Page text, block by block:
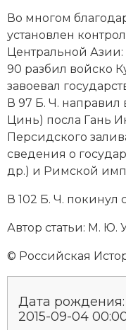
Итория
Латинская
Новая история
Новейшая
Нумизматика
Образование
Революции и
Религия и церковь
Во многом
установлен
Центральной Азии:
90 разбил войско
завоевал
В 97 Б. Ч. направил
Цинь) посла Гань
Персид­ского
сведения о
др.) и Римской
В 102 Б. Ч. покинул
Автор статьи: М. Ю.
© Российская
Дата рождения:
2015-09-04